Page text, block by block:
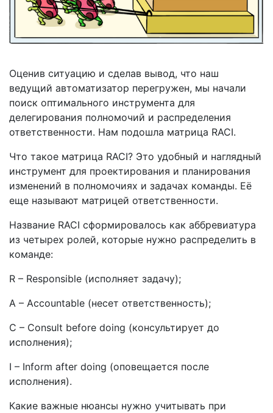
Оценив ситуацию и сделав вывод, что наш
ведущий автоматизатор перегружен, мы начали
поиск оптимального инструмента для
делегирования полномочий и распределения
ответственности. Нам подошла матрица RACI.
Что такое матрица RACI? Это удобный и наглядный
инструмент для проектирования и планирования
изменений в полномочиях и задачах команды. Её
еще называют матрицей ответственности.
Название RACI сформировалось как аббревиатура
из четырех ролей, которые нужно распределить в
команде:
R – Responsible (исполняет задачу);
A – Accountable (несет ответственность);
C – Consult before doing (консультирует до
исполнения);
I – Inform after doing (оповещается после
исполнения).
Какие важные нюансы нужно учитывать при